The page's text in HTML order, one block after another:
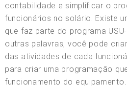
contabilidade e simplificar o
funcionários no solário. Existe
que faz parte do programa
outras palavras, você pode
das atividades de cada
para criar uma programação
funcionamento do